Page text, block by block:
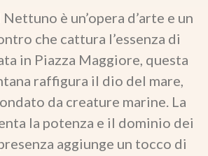
è un’opera d’arte e un
che cattura l’essenza di
in Piazza Maggiore, questa
raffigura il dio del mare,
da creature marine. La
la potenza e il dominio dei
aggiunge un tocco di